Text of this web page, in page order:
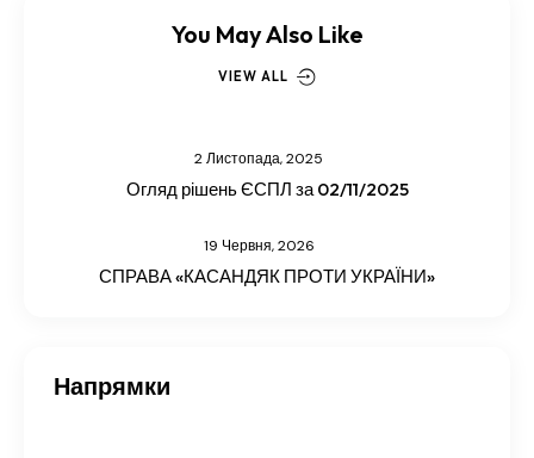
You May Also Like
VIEW ALL
2 Листопада, 2025
Огляд рішень ЄСПЛ за 02/11/2025
19 Червня, 2026
СПРАВА «КАСАНДЯК ПРОТИ УКРАЇНИ»
Напрямки